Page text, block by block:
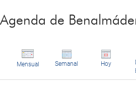
Agenda de
Mensual Semanal Hoy